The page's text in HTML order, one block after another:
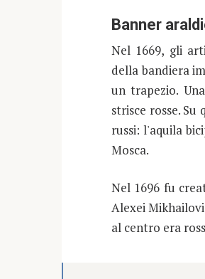
Banner
Nel 1669, gli
della bandiera
un trapezio.
strisce rosse.
russi: l'aquila
Mosca.
Nel 1696 fu
Alexei
al centro era